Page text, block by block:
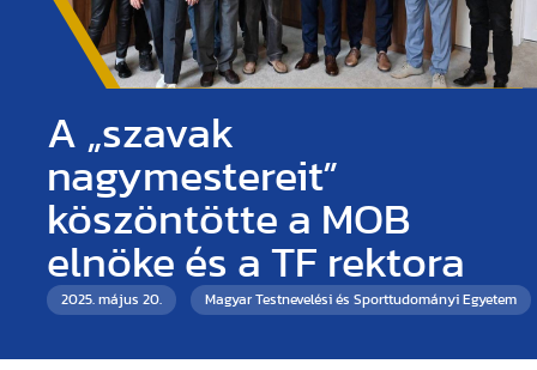
A „szavak
nagymestereit”
köszöntötte a MOB
elnöke és a TF rektora
2025. május 20. Magyar Testnevelési és Sporttudományi Egyetem